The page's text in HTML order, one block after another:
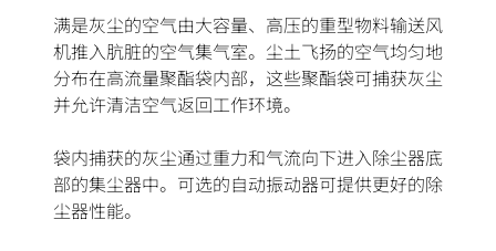
满是灰尘的空气由大容量、高压的重型物料输送风
机推入肮脏的空气集气室。尘土飞扬的空气均匀地
分布在高流量聚酯袋内部，这些聚酯袋可捕获灰尘
并允许清洁空气返回工作环境。
袋内捕获的灰尘通过重力和气流向下进入除尘器底
部的集尘器中。可选的自动振动器可提供更好的除
尘器性能。